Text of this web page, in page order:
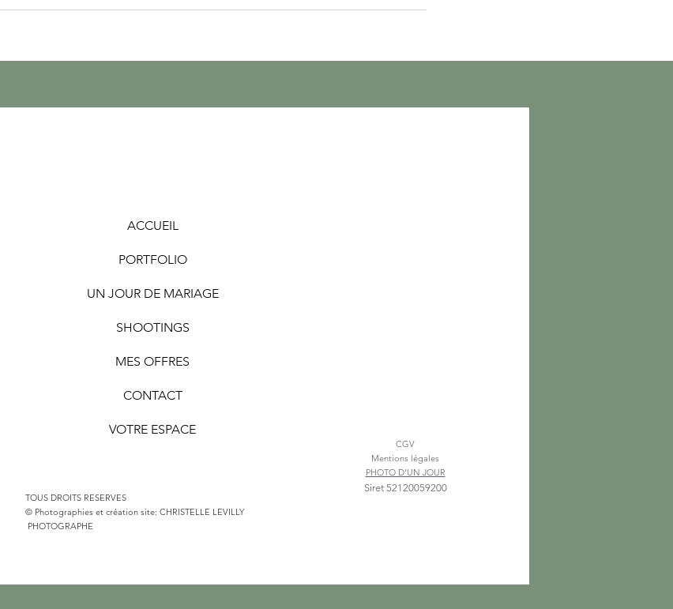
ACCUEIL
PORTFOLIO
UN JOUR DE MARIAGE
SHOOTINGS
MES OFFRES
CONTACT
VOTRE ESPACE
TOUS DROITS RESERVES
© Photographies et création site: CHRISTELLE LEVILLY
PHOTOGRAPHE
CGV
Mentions légales
PHOTO D'UN JOUR​
Siret 52120059200